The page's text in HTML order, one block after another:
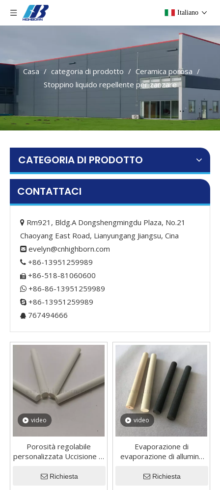
Italiano
Casa / categoria di prodotto / Ceramica porosa /
Stoppino liquido repellente per zanzare
CATEGORIA DI PRODOTTO
CONTATTACI
 Rm921, Bldg.A Dongshengmingdu Plaza, No.21
Chaoyang East Road, Lianyungang Jiangsu, Cina
 evelyn@cnhighborn.com
 +86-13951259989
 +86-518-81060600
 +86-86-13951259989
 +86-13951259989
 767494666
video
Porosità regolabile
personalizzata Uccisione di
zanzare
Richiesta
video
Evaporazione di
evaporazione di allumina
mm ecologica ecologica
Richiesta